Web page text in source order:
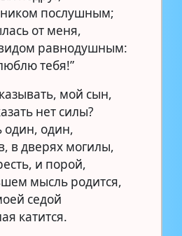
послушным;
от меня,
равнодушным:
тебя!”
мой сын,
нет силы?
один, один,
в дверях могилы,
и порой,
мысль родится,
седой
катится.